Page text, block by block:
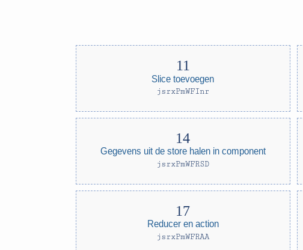
Slice toevoegen
jsrxPmWFInr
Gegevens uit de store halen in component
jsrxPmWFRSD
Reducer en action
jsrxPmWFRAA